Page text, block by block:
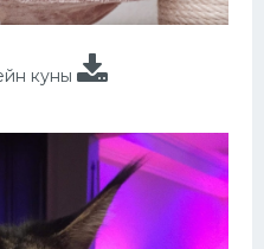
куны